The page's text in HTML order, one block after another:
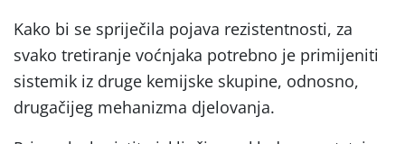
Kako bi se spriječila pojava rezistentnosti, za
svako tretiranje voćnjaka potrebno je primijeniti
sistemik iz druge kemijske skupine, odnosno,
drugačijeg mehanizma djelovanja.